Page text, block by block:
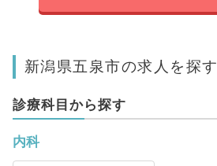
新潟県五泉市の求人を探す
診療科目から探す
内科